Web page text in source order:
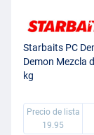
Starbaits PC
Demon Mezcla
kg
Precio de lista
19.95